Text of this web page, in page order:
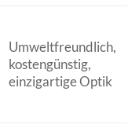
Umweltfreundlich,
kostengünstig,
einzigartige Optik